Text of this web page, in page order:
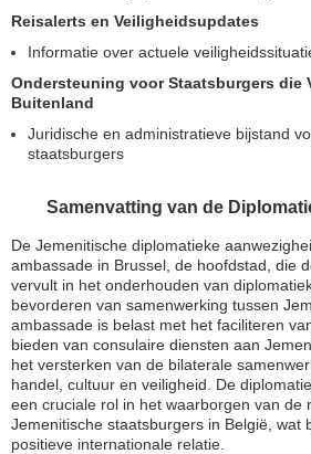
Reisalerts en Veiligheidsupdates
Informatie over actuele
Ondersteuning voor Staatsburgers die
Buitenland
Juridische en administratieve bijstand
staatsburgers
Samenvatting van de
De Jemenitische diplomatieke
ambassade in Brussel, de hoofdstad, die
vervult in het onderhouden van
bevorderen van samenwerking tussen
ambassade is belast met het faciliteren
bieden van consulaire diensten aan
het versterken van de bilaterale
handel, cultuur en veiligheid. De
een cruciale rol in het waarborgen van de
Jemenitische staatsburgers in België, wat
positieve internationale relatie.